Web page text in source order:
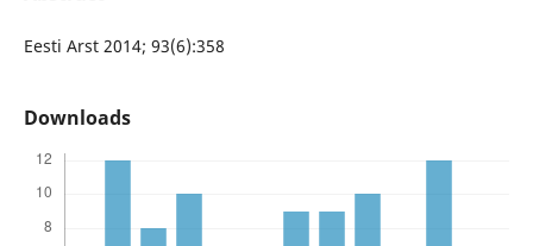
Eesti Arst 2014; 93(6):358
Downloads